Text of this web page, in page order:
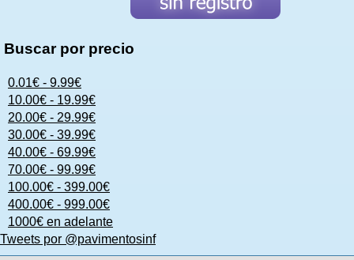
Buscar por precio
0.01€ - 9.99€
10.00€ - 19.99€
20.00€ - 29.99€
30.00€ - 39.99€
40.00€ - 69.99€
70.00€ - 99.99€
100.00€ - 399.00€
400.00€ - 999.00€
1000€ en adelante
Tweets por @pavimentosinf